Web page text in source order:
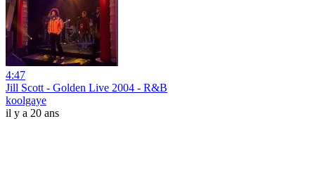
4:47
Jill Scott - Golden Live 2004 - R&B
koolgaye
il y a 20 ans